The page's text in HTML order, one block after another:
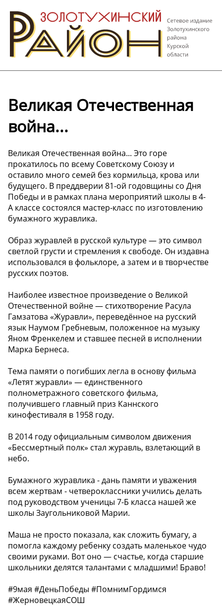
Великая Отечественная
война...
Великая Отечественная война... Это горе
прокатилось по всему Советскому Союзу и
оставило много семей без кормильца, крова или
будущего. В преддверии 81-ой годовщины со Дня
Победы и в рамках плана мероприятий школы в 4-
А классе состоялся мастер-класс по изготовлению
бумажного журавлика.
Образ журавлей в русской культуре — это символ
светлой грусти и стремления к свободе. Он издавна
использовался в фольклоре, а затем и в творчестве
русских поэтов.
Наиболее известное произведение о Великой
Отечественной войне — стихотворение Расула
Гамзатова «Журавли», переведённое на русский
язык Наумом Гребневым, положенное на музыку
Яном Френкелем и ставшее песней в исполнении
Марка Бернеса.
Тема памяти о погибших легла в основу фильма
«Летят журавли» — единственного
полнометражного советского фильма,
получившего главный приз Каннского
кинофестиваля в 1958 году.
В 2014 году официальным символом движения
«Бессмертный полк» стал журавль, взлетающий в
небо.
Бумажного журавлика - дань памяти и уважения
всем жертвам - четвероклассники учились делать
под руководством ученицы 7-Б класса нашей же
школы Заугольниковой Марии.
Маша не просто показала, как сложить бумагу, а
помогла каждому ребенку создать маленькое чудо
своими руками. Вот оно — счастье, когда старшие
школьники делятся талантами с младшими! Браво!
#9мая #ДеньПобеды #ПомнимГордимся
#ЖерновецкаяСОШ